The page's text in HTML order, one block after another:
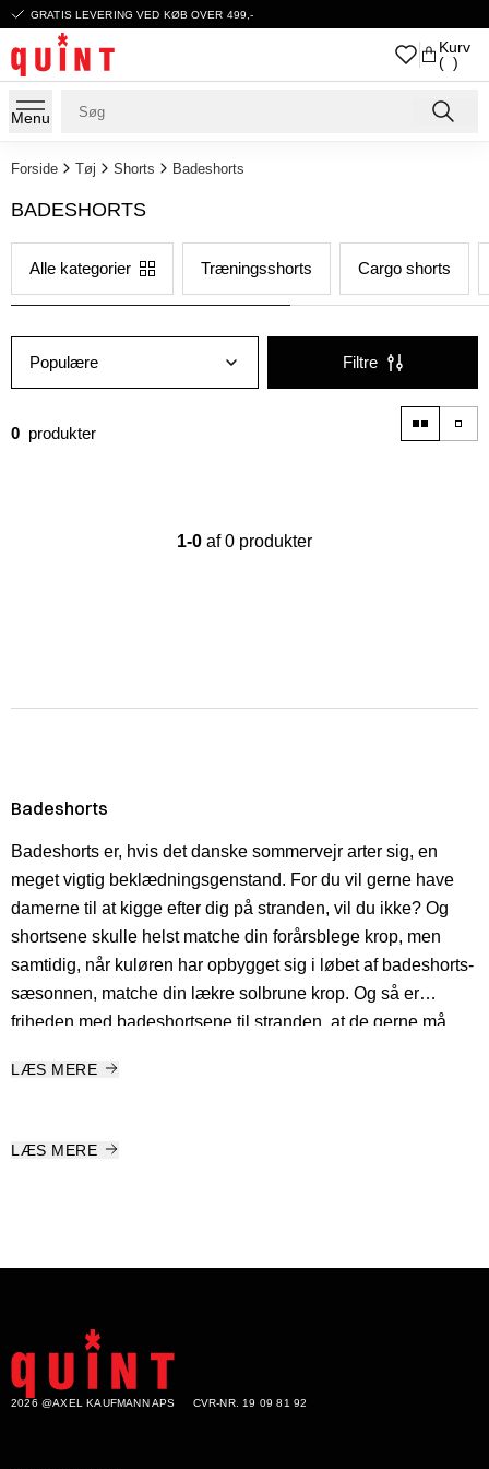
GRATIS LEVERING VED KØB OVER 499,-
Kurv
( )
Menu
Forside Tøj Shorts Badeshorts
BADESHORTS
Alle kategorier Træningsshorts Cargo shorts
Populære Filtre
0 produkter
1-0 af 0 produkter
Badeshorts
Badeshorts er, hvis det danske sommervejr arter sig, en
meget vigtig beklædningsgenstand. For du vil gerne have
damerne til at kigge efter dig på stranden, vil du ikke? Og
shortsene skulle helst matche din forårsblege krop, men
samtidig, når kuløren har opbygget sig i løbet af badeshorts-
sæsonnen, matche din lækre solbrune krop. Og så er
friheden med badeshortsene til stranden, at de gerne må
med. Så hop i bølgen blå (eller svømmehallens klorvand)!
LÆS MERE
LÆS MERE
2026 @AXEL KAUFMANN APS CVR-NR. 19 09 81 92